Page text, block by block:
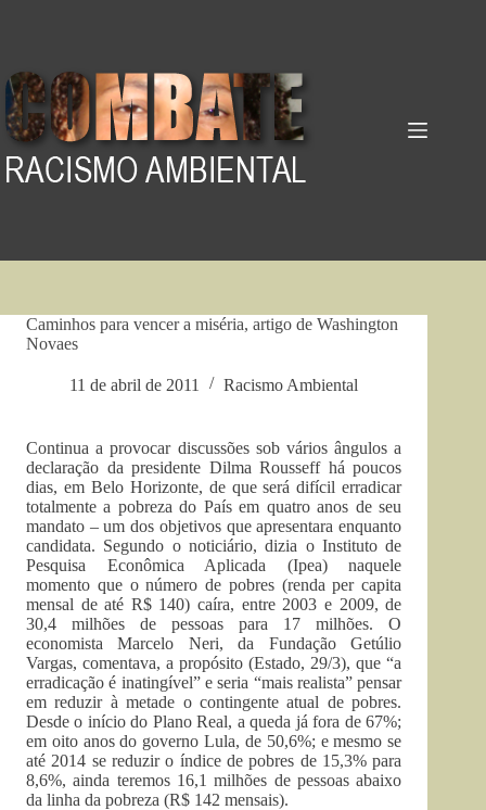
Caminhos para vencer a miséria, artigo de Washington
Novaes
11 de abril de 2011 Racismo Ambiental
Continua a provocar discussões sob vários ângulos a
declaração da presidente Dilma Rousseff há poucos
dias, em Belo Horizonte, de que será difícil erradicar
totalmente a pobreza do País em quatro anos de seu
mandato – um dos objetivos que apresentara enquanto
candidata. Segundo o noticiário, dizia o Instituto de
Pesquisa Econômica Aplicada (Ipea) naquele
momento que o número de pobres (renda per capita
mensal de até R$ 140) caíra, entre 2003 e 2009, de
30,4 milhões de pessoas para 17 milhões. O
economista Marcelo Neri, da Fundação Getúlio
Vargas, comentava, a propósito (Estado, 29/3), que “a
erradicação é inatingível” e seria “mais realista” pensar
em reduzir à metade o contingente atual de pobres.
Desde o início do Plano Real, a queda já fora de 67%;
em oito anos do governo Lula, de 50,6%; e mesmo se
até 2014 se reduzir o índice de pobres de 15,3% para
8,6%, ainda teremos 16,1 milhões de pessoas abaixo
da linha da pobreza (R$ 142 mensais).